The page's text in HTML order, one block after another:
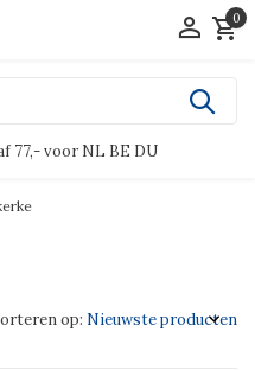
0
77,- voor NL BE DU
op: